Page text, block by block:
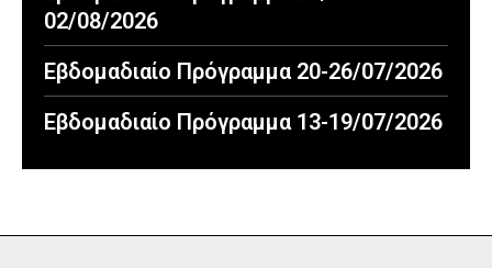
02/08/2026
Εβδομαδιαίο Πρόγραμμα 20-26/07/2026
Εβδομαδιαίο Πρόγραμμα 13-19/07/2026